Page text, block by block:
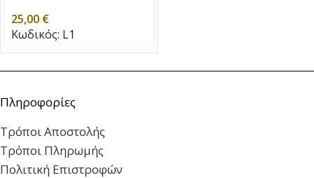
25,00 €
Κωδικός: L1
Πληροφορίες
Τρόποι Αποστολής
Τρόποι Πληρωμής
Πολιτική Επιστροφών